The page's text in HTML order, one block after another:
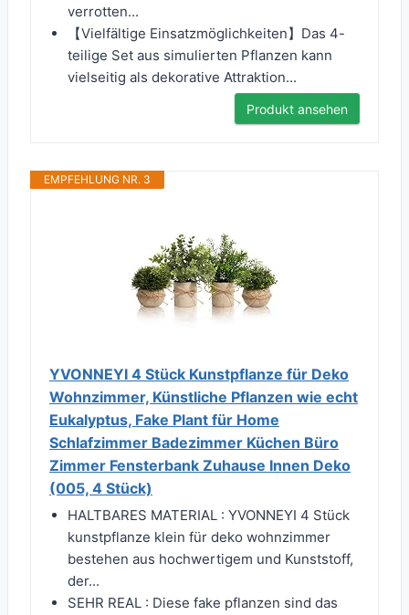
verrotten...
【Vielfältige Einsatzmöglichkeiten】Das 4-
teilige Set aus simulierten Pflanzen kann
vielseitig als dekorative Attraktion...
Produkt ansehen
EMPFEHLUNG NR. 3
YVONNEYI 4 Stück Kunstpflanze für Deko
Wohnzimmer, Künstliche Pflanzen wie echt
Eukalyptus, Fake Plant für Home
Schlafzimmer Badezimmer Küchen Büro
Zimmer Fensterbank Zuhause Innen Deko
(005, 4 Stück)
HALTBARES MATERIAL : YVONNEYI 4 Stück
kunstpflanze klein für deko wohnzimmer
bestehen aus hochwertigem und Kunststoff,
der...
SEHR REAL : Diese fake pflanzen sind das